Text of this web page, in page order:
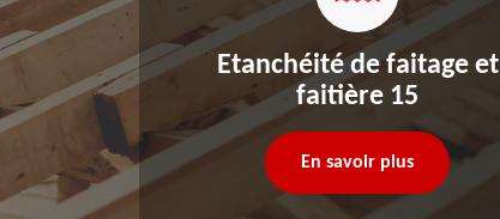
Etanchéité de faitage et
faitière 15
En savoir plus